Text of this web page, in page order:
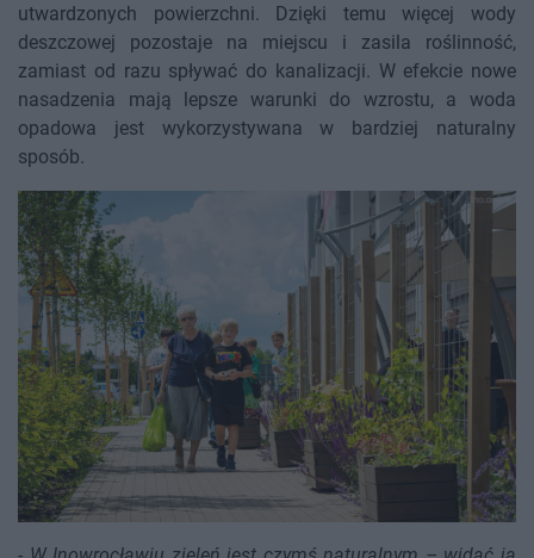
utwardzonych powierzchni. Dzięki temu więcej wody
deszczowej pozostaje na miejscu i zasila roślinność,
zamiast od razu spływać do kanalizacji. W efekcie nowe
nasadzenia mają lepsze warunki do wzrostu, a woda
opadowa jest wykorzystywana w bardziej naturalny
sposób.